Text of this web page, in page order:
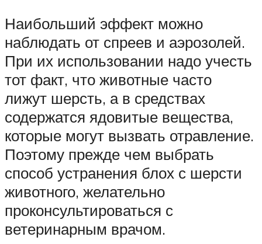
Наибольший эффект можно
наблюдать от спреев и аэрозолей.
При их использовании надо учесть
тот факт, что животные часто
лижут шерсть, а в средствах
содержатся ядовитые вещества,
которые могут вызвать отравление.
Поэтому прежде чем выбрать
способ устранения блох с шерсти
животного, желательно
проконсультироваться с
ветеринарным врачом.